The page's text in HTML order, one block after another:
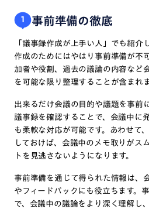
1 事前準備の徹底
「議事録作成が上手い人」でも紹介
作成のためにはやはり事前準備が不
加者や役割、過去の議論の内容など
を可能な限り整理することが含まれま
出来るだけ会議の目的や議題を事前
議事録を確認することで、会議中に
も柔軟な対応が可能です。あわせて
しておけば、会議中のメモ取りがス
トを見逃さないようになります。
事前準備を通じて得られた情報は、
やフィードバックにも役立ちます。
で、会議中の議論をより深く理解し